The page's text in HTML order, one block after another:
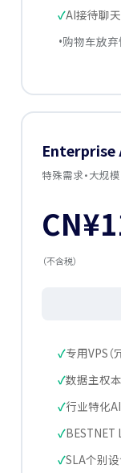
AI接待聊天
购物车放
Enterprise
特殊需求·大规模
（不含税）
专用VPS（
数据主权
行业特化
BESTNET
SLA个别